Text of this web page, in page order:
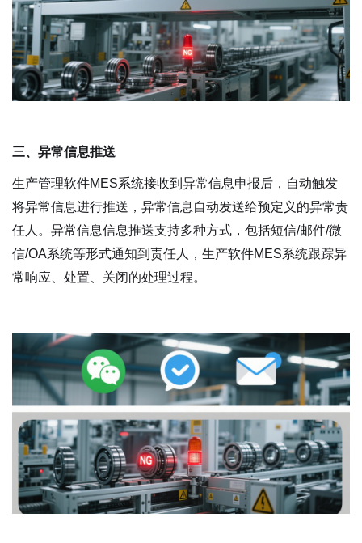
三、异常信息推送
生产管理软件MES系统接收到异常信息申报后，自动触发
将异常信息进行推送，异常信息自动发送给预定义的异常责
任人。异常信息信息推送支持多种方式，包括短信/邮件/微
信/OA系统等形式通知到责任人，生产软件MES系统跟踪异
常响应、处置、关闭的处理过程。